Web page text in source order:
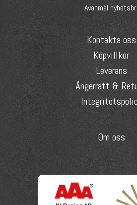
Avanmäl
Kontakta oss
Köpvillkor
Leverans
Ångerrätt &
Om oss